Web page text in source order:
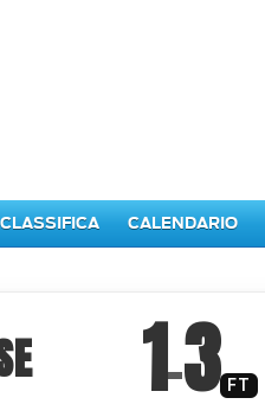
CLASSIFICA CALENDARIO
1–3 FT